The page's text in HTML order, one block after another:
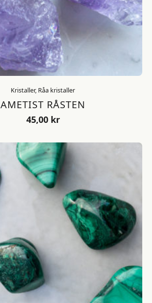
Kristaller, Råa kristaller
AMETIST RÅSTEN
45,00 kr